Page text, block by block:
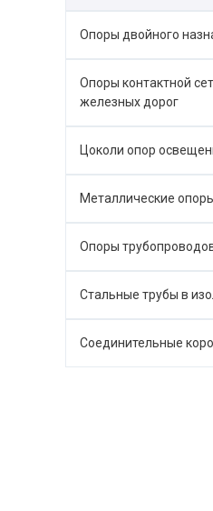
Опоры двойного
Опоры контактной
железных дорог
Цоколи опор
Металлические
Опоры
Стальные трубы в
Соединительные